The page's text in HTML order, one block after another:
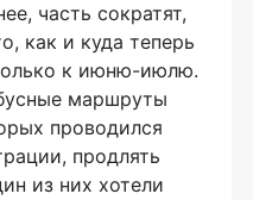
часть сократят,
как и куда теперь
к июню-июлю.
маршруты
проводился
продлять
из них хотели